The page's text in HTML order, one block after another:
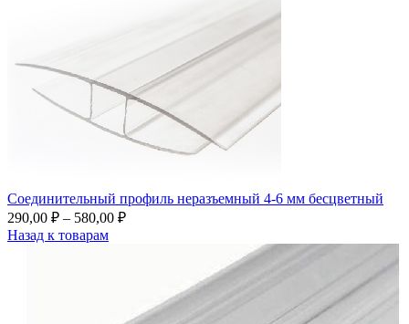
Соединительный профиль неразъемный 4-6 мм бесцветный
290,00 ₽ – 580,00 ₽
Назад к товарам